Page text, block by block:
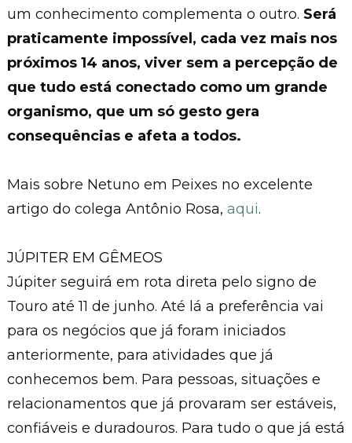
um conhecimento complementa o outro. Será
praticamente impossível, cada vez mais nos
próximos 14 anos, viver sem a percepção de
que tudo está conectado como um grande
organismo, que um só gesto gera
consequências e afeta a todos.
Mais sobre Netuno em Peixes no excelente
artigo do colega Antônio Rosa, aqui.
JÚPITER EM GÊMEOS
Júpiter seguirá em rota direta pelo signo de
Touro até 11 de junho. Até lá a preferência vai
para os negócios que já foram iniciados
anteriormente, para atividades que já
conhecemos bem. Para pessoas, situações e
relacionamentos que já provaram ser estáveis,
confiáveis e duradouros. Para tudo o que já está